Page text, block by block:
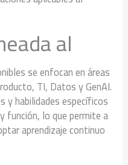
al
se enfocan en áreas
TI, Datos y GenAI.
y habilidades específicos
función, lo que permite a
aprendizaje continuo